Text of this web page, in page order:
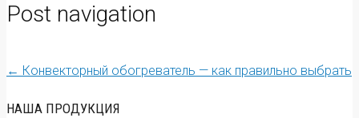
Post navigation
← Конвекторный обогреватель — как правильно выбрать
НАША ПРОДУКЦИЯ